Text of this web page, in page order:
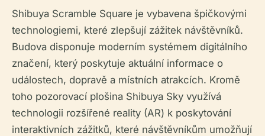
Shibuya Scramble Square je vybavena špičkovými
technologiemi, které zlepšují zážitek návštěvníků.
Budova disponuje moderním systémem digitálního
značení, který poskytuje aktuální informace o
událostech, dopravě a místních atrakcích. Kromě
toho pozorovací plošina Shibuya Sky využívá
technologii rozšířené reality (AR) k poskytování
interaktivních zážitků, které návštěvníkům umožňují